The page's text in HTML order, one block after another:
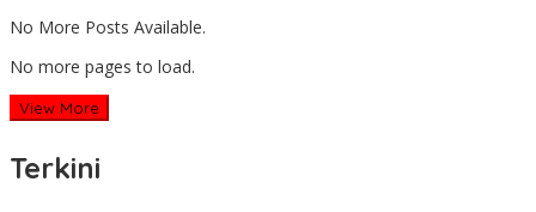
No More Posts Available.
No more pages to load.
View More
Terkini